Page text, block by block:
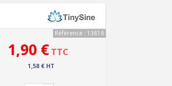
Référence : 13816
1,90 € TTC
1,58 € HT